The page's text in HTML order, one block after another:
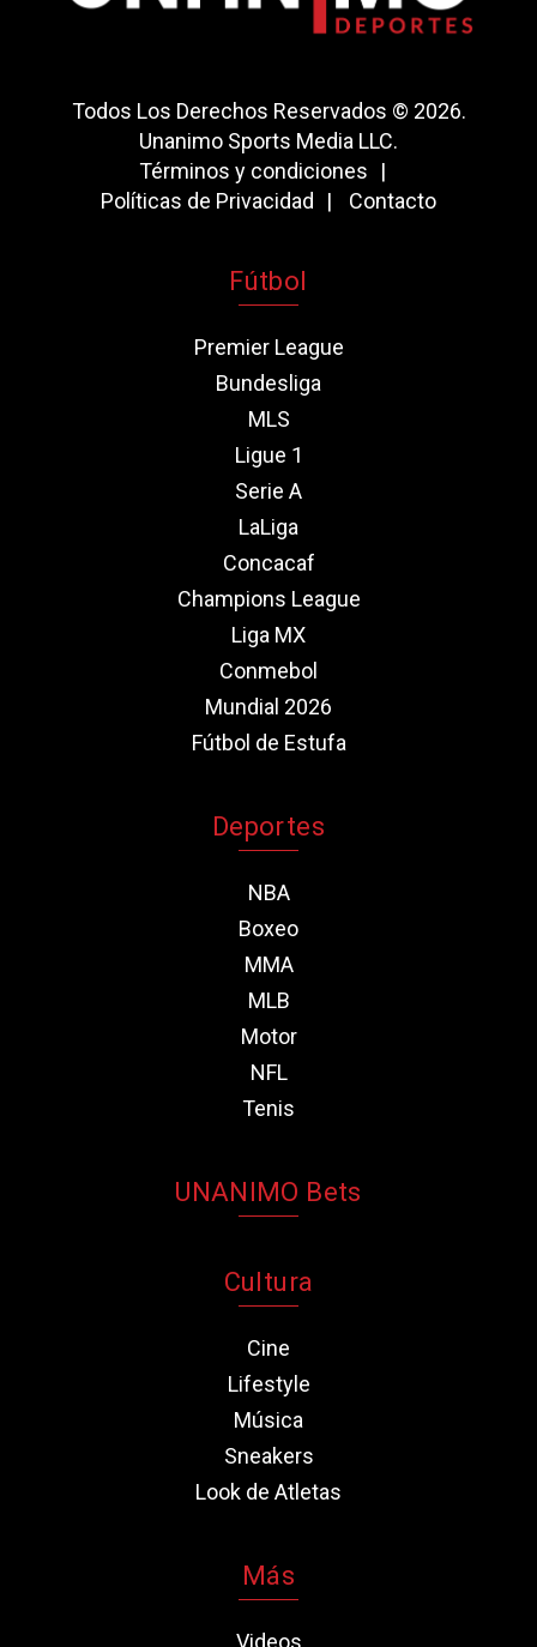
Todos Los Derechos Reservados © 2026.
Unanimo Sports Media LLC.
Términos y condiciones
Políticas de Privacidad
Contacto
Fútbol
Premier League
Bundesliga
MLS
Ligue 1
Serie A
LaLiga
Concacaf
Champions League
Liga MX
Conmebol
Mundial 2026
Fútbol de Estufa
Deportes
NBA
Boxeo
MMA
MLB
Motor
NFL
Tenis
UNANIMO Bets
Cultura
Cine
Lifestyle
Música
Sneakers
Look de Atletas
Más
Videos